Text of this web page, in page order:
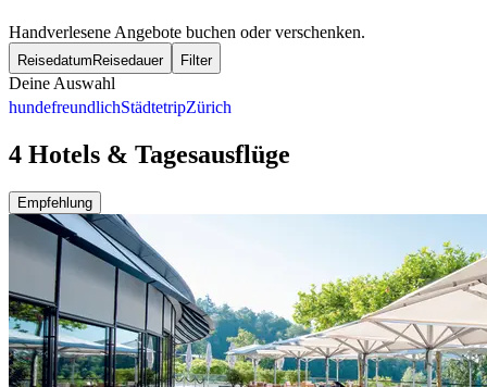
Handverlesene Angebote buchen oder verschenken.
Reisedatum Reisedauer Filter
Deine Auswahl
hundefreundlichStädtetripZürich
4 Hotels & Tagesausflüge
Empfehlung